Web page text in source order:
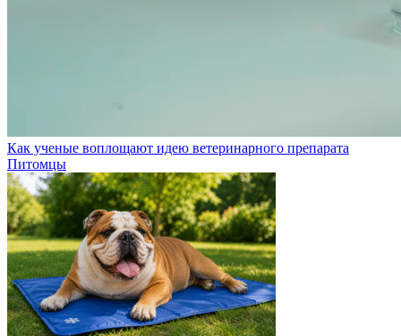
Как ученые воплощают идею ветеринарного препарата
Питомцы